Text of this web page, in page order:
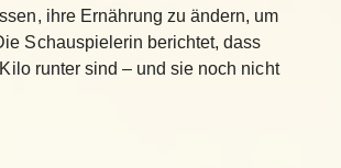
ihre Ernährung zu ändern, um
Schauspielerin berichtet, dass
runter sind – und sie noch nicht